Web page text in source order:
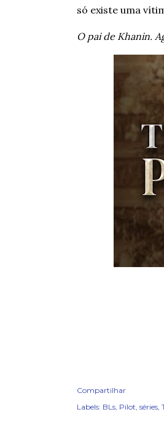
só existe uma
O pai de Khanin.
Compartilhar
Labels: BLs Pilot séries